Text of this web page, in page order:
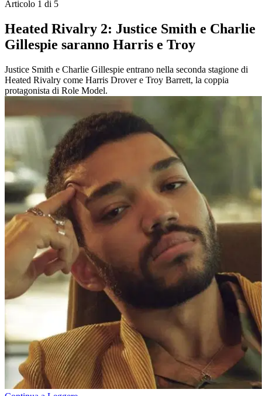
Articolo 1 di 5
Heated Rivalry 2: Justice Smith e Charlie
Gillespie saranno Harris e Troy
Justice Smith e Charlie Gillespie entrano nella seconda stagione di
Heated Rivalry come Harris Drover e Troy Barrett, la coppia
protagonista di Role Model.